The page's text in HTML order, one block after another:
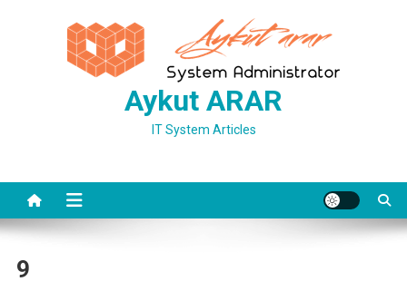
Aykut ARAR
IT System Articles
9